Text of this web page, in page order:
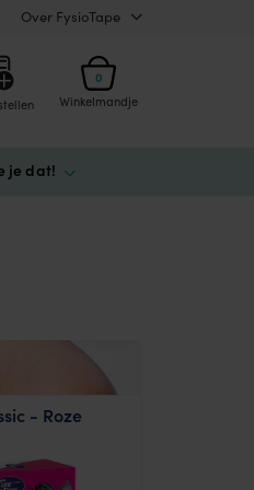
Over FysioTape
0
Winkelmandje
je dat!
- Roze